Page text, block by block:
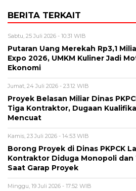
BERITA TERKAIT
Sabtu, 25 Juli 2026 - 10:31 WIB
Putaran Uang Merekah Rp3,1
Expo 2026, UMKM Kuliner Jadi
Ekonomi
Jumat, 24 Juli 2026 - 23:12 WIB
Proyek Belasan Miliar Dinas
Tiga Kontraktor, Dugaan
Mencuat
Kamis, 23 Juli 2026 - 14:53 WIB
Borong Proyek di Dinas PKPCK
Kontraktor Diduga Monopoli dan
Saat Garap Proyek
Minggu, 19 Juli 2026 - 17:52 WIB